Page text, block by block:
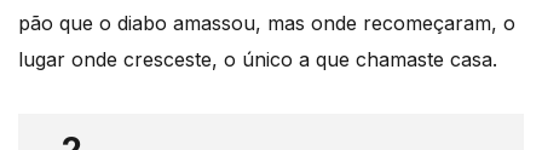
pão que o diabo amassou, mas onde recomeçaram, o
lugar onde cresceste, o único a que chamaste casa.